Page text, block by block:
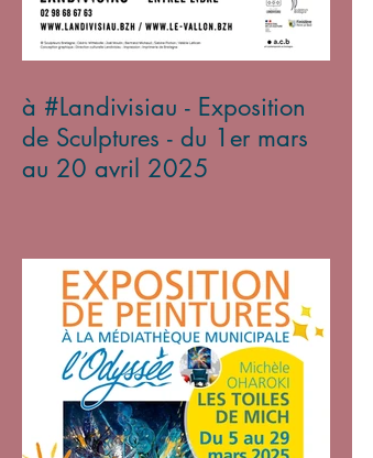
à #Landivisiau - Exposition
de Sculptures - du 1er mars
au 20 avril 2025